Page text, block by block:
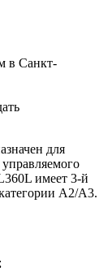
в Санкт-
для
имеет 3-й
A2/A3.